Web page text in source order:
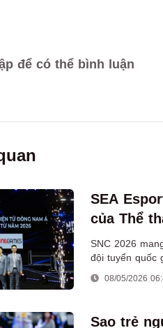
để có thể bình luận
SEA
của Thể
quốc tế
SNC 2026
đội tuyển quốc
được đưa tới
08/05/2026
Sao trẻ